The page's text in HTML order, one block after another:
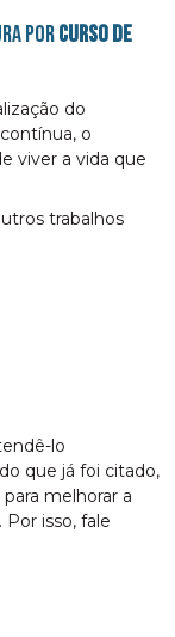
porcurso de
do
o
viver a vida que
trabalhos
lo
que já foi citado,
melhorar a
isso, fale